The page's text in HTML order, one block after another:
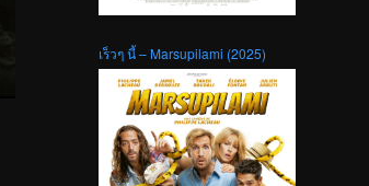
เร็วๆ นี้ – Marsupilami (2025)